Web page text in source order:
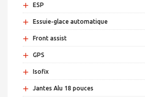
+ ESP
+ Essuie-glace automatique
+ Front assist
+ GPS
+ Isofix
+ Jantes Alu 18 pouces